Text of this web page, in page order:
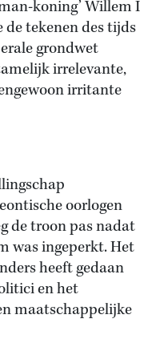
koning’ Willem I
tekenen des tijds
grondwet
irrelevante,
irritante
oorlogen
de troon pas nadat
was ingeperkt. Het
heeft gedaan
en het
maatschappelijke